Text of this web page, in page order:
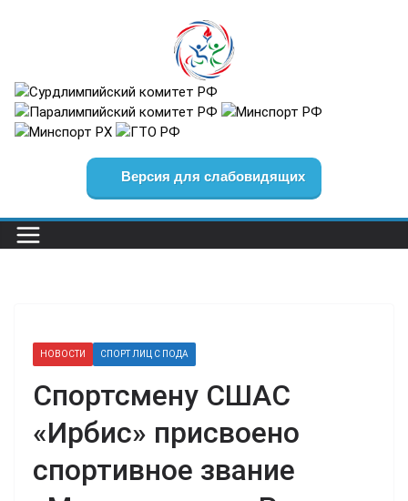
Версия для слабовидящих
НОВОСТИ СПОРТ ЛИЦ С ПОДА
Спортсмену СШАС
«Ирбис» присвоено
спортивное звание